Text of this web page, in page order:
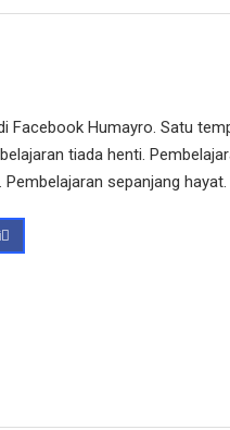
Facebook Humayro. Satu
tiada henti.
Pembelajaran sepanjang hayat.